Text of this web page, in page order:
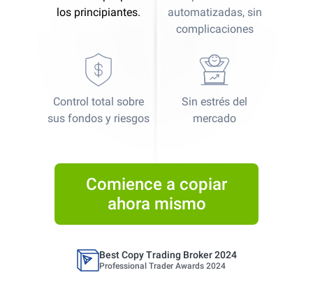
los principiantes.
automatizadas, sin
complicaciones
Control total sobre
sus fondos y riesgos
Sin estrés del
mercado
Comience a copiar
ahora mismo
Best Copy Trading Platform
Global Brands Magazine Awards 2023
Best Copy Trading Broker 2024
Best Copy Trading Platform
Global Brands Magazine Awards 2023